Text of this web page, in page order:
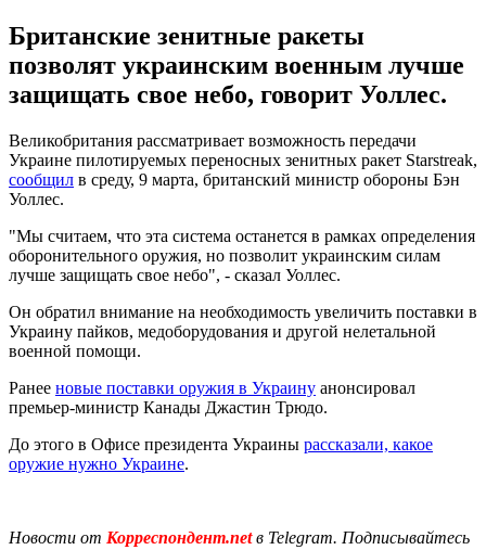
Британские зенитные ракеты
позволят украинским военным лучше
защищать свое небо, говорит Уоллес.
Великобритания рассматривает возможность передачи
Украине пилотируемых переносных зенитных ракет Starstreak,
сообщил в среду, 9 марта, британский министр обороны Бэн
Уоллес.
"Мы считаем, что эта система останется в рамках определения
оборонительного оружия, но позволит украинским силам
лучше защищать свое небо", - сказал Уоллес.
Он обратил внимание на необходимость увеличить поставки в
Украину пайков, медоборудования и другой нелетальной
военной помощи.
Ранее новые поставки оружия в Украину анонсировал
премьер-министр Канады Джастин Трюдо.
До этого в Офисе президента Украины рассказали, какое
оружие нужно Украине.
Новости от Корреспондент.netв Telegram. Подписывайтесь